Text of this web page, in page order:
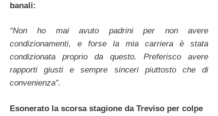
banali:
“Non ho mai avuto padrini per non avere
condizionamenti, e forse la mia carriera è stata
condizionata proprio da questo. Preferisco avere
rapporti giusti e sempre sinceri piuttosto che di
convenienza”.
Esonerato la scorsa stagione da Treviso per colpe